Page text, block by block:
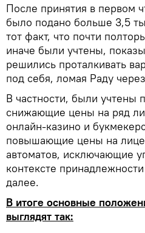
После принятия в первом
было подано больше 3,5
тот факт, что почти
иначе были учтены,
решились проталкивать
под себя, ломая Раду
В частности, были учтены
снижающие цены на ряд
онлайн-казино и
повышающие цены на
автоматов, исключающие
контексте
далее.
В итоге основные
выглядят так: